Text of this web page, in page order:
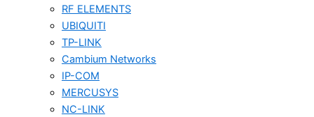
RF ELEMENTS
UBIQUITI
TP-LINK
Cambium Networks
IP-COM
MERCUSYS
NC-LINK